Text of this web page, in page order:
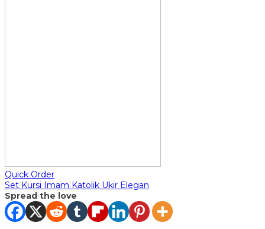
Quick Order
Set Kursi Imam Katolik Ukir Elegan
Spread the love